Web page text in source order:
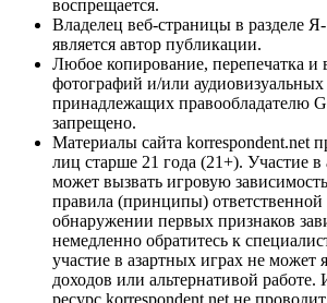
воспрещается.
Владелец веб-страницы в разделе
является автор публикации.
Любое копирование, перепечатка и
фотографий и/или аудиовизуальных
принадлежащих правообладателю
запрещено.
Материалы сайта korrespondent.net
лиц старше 21 года (21+). Участие в
может вызвать игровую
правила (принципы)
обнаружении первых признаков
немедленно обратитесь к
участие в азартных играх не может
доходов или альтернативой
ресурс korrespondent.net не